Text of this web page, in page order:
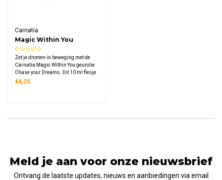
Carnatia
Magic Within You
geurolie Chase your
Dreams
Zet je dromen in beweging met de
Carnatia Magic Within You geurolie
Chase your Dreams. Dit 10 ml flesje
verspreidt een frisse, inspirerende
€4,25
Meld je aan voor onze nieuwsbrief
Ontvang de laatste updates, nieuws en aanbiedingen via email